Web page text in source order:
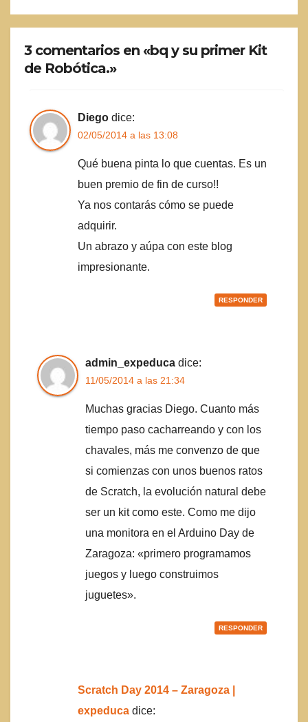
3 comentarios en «bq y su primer Kit
de Robótica.»
Diego dice:
02/05/2014 a las 13:08
Qué buena pinta lo que cuentas. Es un
buen premio de fin de curso!!
Ya nos contarás cómo se puede
adquirir.
Un abrazo y aúpa con este blog
impresionante.
RESPONDER
admin_expeduca dice:
11/05/2014 a las 21:34
Muchas gracias Diego. Cuanto más
tiempo paso cacharreando y con los
chavales, más me convenzo de que
si comienzas con unos buenos ratos
de Scratch, la evolución natural debe
ser un kit como este. Como me dijo
una monitora en el Arduino Day de
Zaragoza: «primero programamos
juegos y luego construimos
juguetes».
RESPONDER
Scratch Day 2014 – Zaragoza |
expeduca dice: